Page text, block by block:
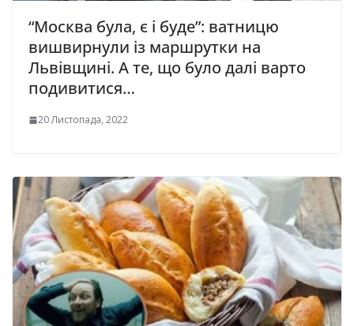
“Москва була, є і буде”: ватницю
вишвирнули із маршрутки на
Львівщині. А те, що було далі варто
подивитися…
20 Листопада, 2022